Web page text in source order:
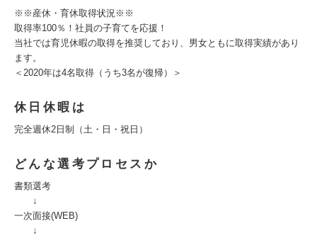
※※産休・育休取得状況※※
取得率100％！社員の子育てを応援！
当社では育児休暇の取得を推奨しており、男女ともに取得実績があり
ます。
＜2020年は4名取得（うち3名が復帰）＞
休日休暇は
完全週休2日制（土・日・祝日）
どんな選考プロセスか
書類選考
↓
一次面接(WEB)
↓